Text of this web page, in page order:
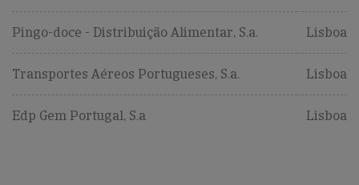
Pingo-doce - Distribuição Alimentar, S.a. Lisboa
Transportes Aéreos Portugueses, S.a. Lisboa
Edp Gem Portugal, S.a Lisboa